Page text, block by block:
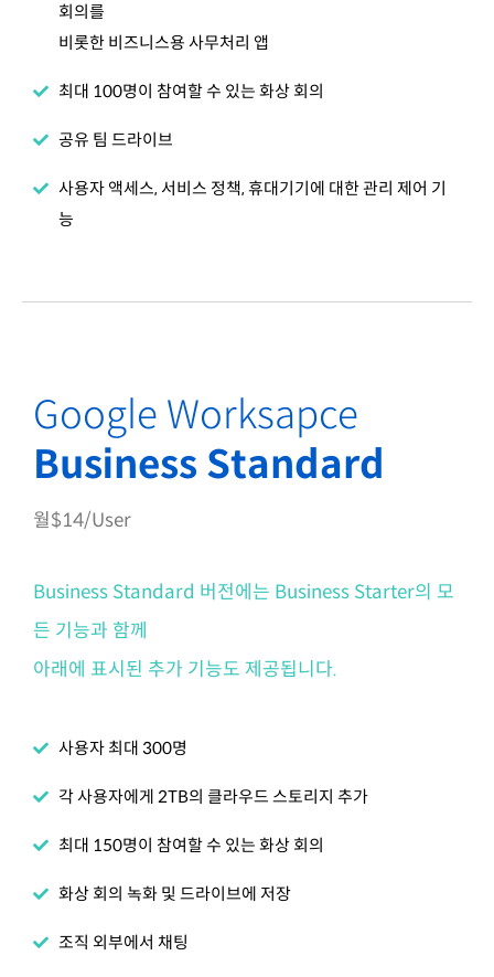
회의를
비롯한 비즈니스용 사무처리 앱
최대 100명이 참여할 수 있는 화상 회의
공유 팀 드라이브
사용자 액세스, 서비스 정책, 휴대기기에 대한 관리 제어 기
능
Google Worksapce
Business Standard
월$14/User
Business Standard 버전에는 Business Starter의 모
든 기능과 함께
아래에 표시된 추가 기능도 제공됩니다.
사용자 최대 300명
각 사용자에게 2TB의 클라우드 스토리지 추가
최대 150명이 참여할 수 있는 화상 회의
화상 회의 녹화 및 드라이브에 저장
조직 외부에서 채팅